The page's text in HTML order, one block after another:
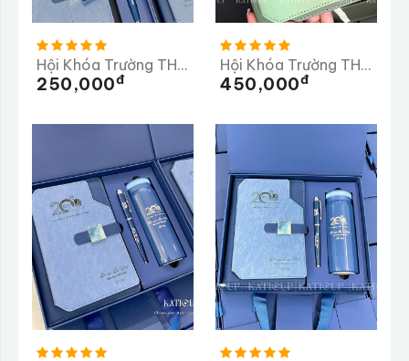
Hội Khóa Trường THCS Tần Quang Khải 20 Năm Trở Về Trường
250,000Đ
Hội Khóa Trường THPT Bán Krông Pầk
450,000Đ